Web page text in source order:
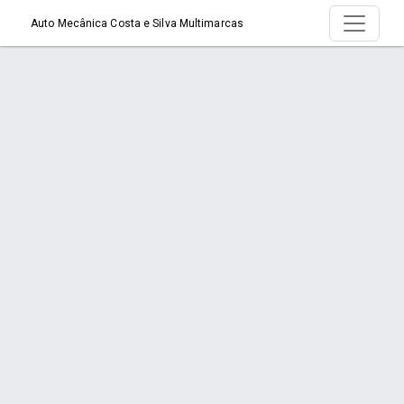
Auto Mecânica Costa e Silva Multimarcas